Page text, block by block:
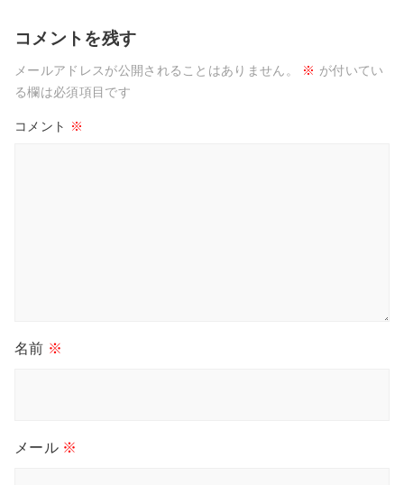
コメントを残す
メールアドレスが公開されることはありません。 ※ が付いてい
る欄は必須項目です
コメント ※
名前 ※
メール ※